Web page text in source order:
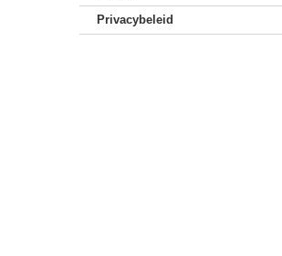
Privacybeleid